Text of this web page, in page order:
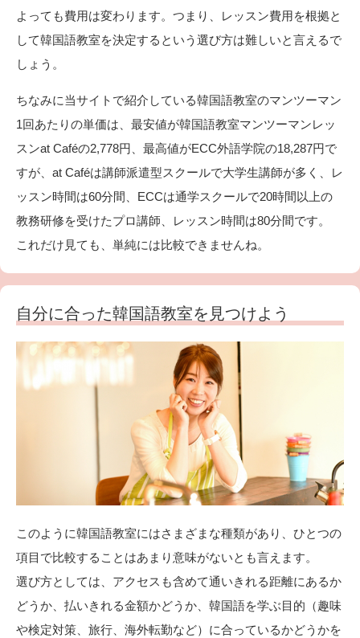
よっても費用は変わります。つまり、レッスン費用を根拠と
して韓国語教室を決定するという選び方は難しいと言えるで
しょう。
ちなみに当サイトで紹介している韓国語教室のマンツーマン
1回あたりの単価は、最安値が韓国語教室マンツーマンレッ
スンat Caféの2,778円、最高値がECC外語学院の18,287円で
すが、at Caféは講師派遣型スクールで大学生講師が多く、レ
ッスン時間は60分間、ECCは通学スクールで20時間以上の
教務研修を受けたプロ講師、レッスン時間は80分間です。
これだけ見ても、単純には比較できませんね。
自分に合った韓国語教室を見つけよう
このように韓国語教室にはさまざまな種類があり、ひとつの
項目で比較することはあまり意味がないとも言えます。
選び方としては、アクセスも含めて通いきれる距離にあるか
どうか、払いきれる金額かどうか、韓国語を学ぶ目的（趣味
や検定対策、旅行、海外転勤など）に合っているかどうかを